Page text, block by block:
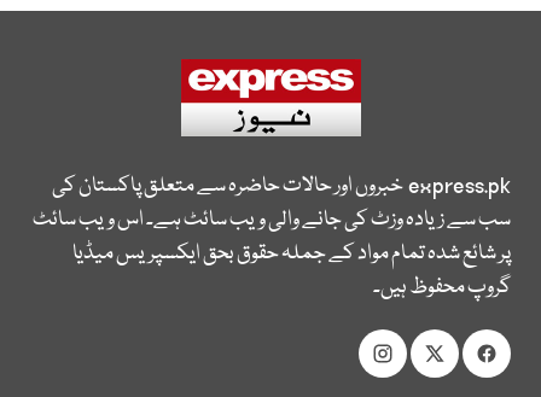
express.pkخبروں اور حالات حاضرہ سے متعلق پاکستان کی
سب سے زیادہ وزٹ کی جانے والی ویب سائٹ ہے۔ اس ویب سائٹ
پر شائع شدہ تمام مواد کے جملہ حقوق بحق ایکسپریس میڈیا
گروپ محفوظ ہیں۔